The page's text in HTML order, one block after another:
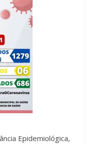
Epidemiológica,